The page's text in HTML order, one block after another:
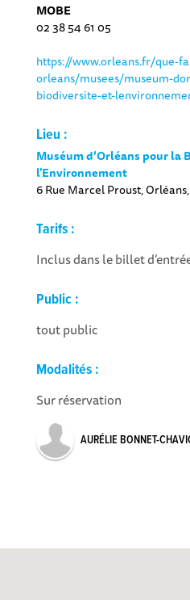
MOBE
02 38 54 61 05
https://www.orleans.fr/que-
orleans/musees/museum-
biodiversite-et-
Lieu :
Muséum d’Orléans pour la
l'Environnement
6 Rue Marcel Proust,
Tarifs :
Inclus dans le billet
Public :
tout public
Modalités :
Sur réservation
AURÉLIE BONNET-